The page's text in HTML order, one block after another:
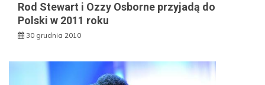
Rod Stewart i Ozzy Osborne przyjadą do
Polski w 2011 roku
30 grudnia 2010